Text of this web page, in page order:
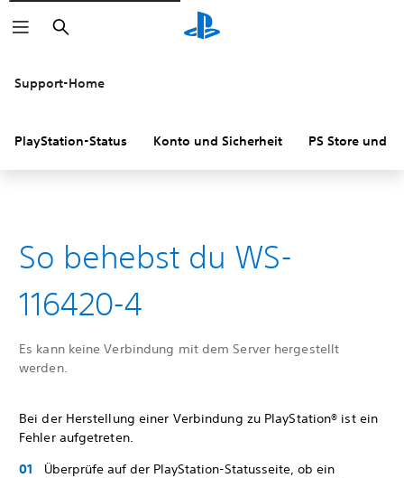
Suchen
Support-Home
PlayStation-Status Konto und Sicherheit PS Store und
So behebst du WS-
116420-4
Es kann keine Verbindung mit dem Server hergestellt
werden.
Bei der Herstellung einer Verbindung zu PlayStation® ist ein
Fehler aufgetreten.
Überprüfe auf der PlayStation-Statusseite, ob ein